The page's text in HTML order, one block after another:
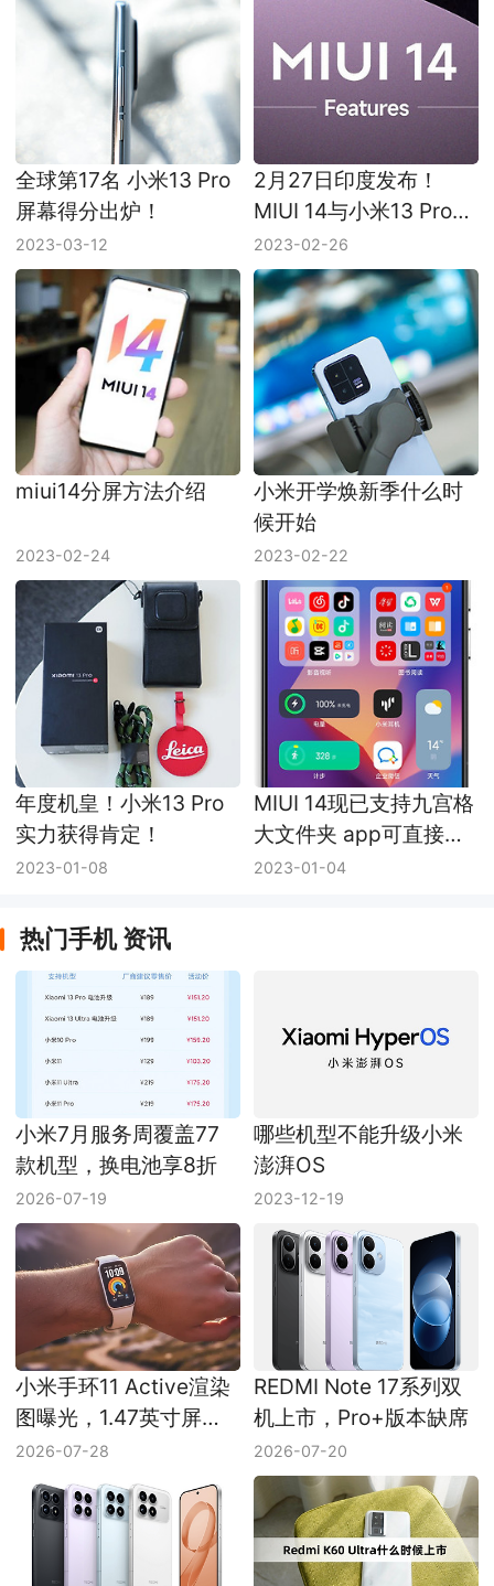
全球第17名 小米13 Pro
屏幕得分出炉！
2023-03-12
2月27日印度发布！
MIUI 14与小米13 Pro同
时登场
2023-02-26
miui14分屏方法介绍
2023-02-24
小米开学焕新季什么时
候开始
2023-02-22
年度机皇！小米13 Pro
实力获得肯定！
2023-01-08
MIUI 14现已支持九宫格
大文件夹 app可直接打
开！
2023-01-04
热门手机 资讯
小米7月服务周覆盖77
款机型，换电池享8折
2026-07-19
哪些机型不能升级小米
澎湃OS
2023-12-19
小米手环11 Active渲染
图曝光，1.47英寸屏幕
和300mAh电池受关注
2026-07-28
REDMI Note 17系列双
机上市，Pro+版本缺席
2026-07-20